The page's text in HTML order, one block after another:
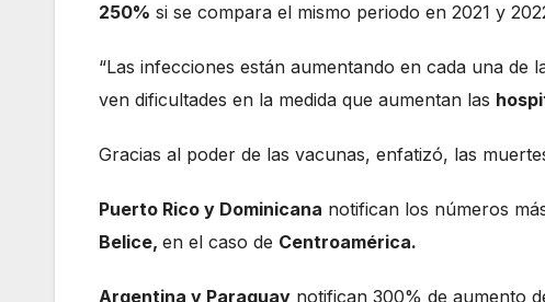
250% si se compara el mismo periodo en 2021 y
“Las infecciones están aumentando en cada una de
ven dificultades en la medida que aumentan las
Gracias al poder de las vacunas, enfatizó, las
Puerto Rico y Dominicana notifican los números
Belice, en el caso de Centroamérica.
Argentina y Paraguay notifican 300% de aumento